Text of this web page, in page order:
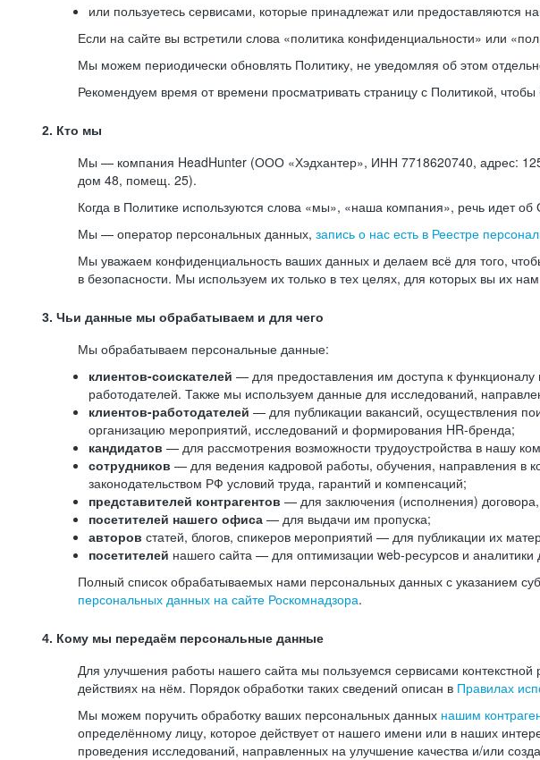
или пользуетесь сервисами, которые принадлежат или предоставляются
Если на сайте вы встретили слова «политика конфиденциальности» или
Мы можем периодически обновлять Политику, не уведомляя об этом
Рекомендуем время от времени просматривать страницу с Политикой,
2. Кто мы
Мы — компания HeadHunter (ООО «Хэдхантер», ИНН 7718620740, адрес:
дом 48, помещ. 25).
Когда в Политике используются слова «мы», «наша компания», речь идет
Мы — оператор персональных данных, запись о нас есть в Реестре
Мы уважаем конфиденциальность ваших данных и делаем всё для того,
в безопасности. Мы используем их только в тех целях, для которых вы их
3. Чьи данные мы обрабатываем и для чего
Мы обрабатываем персональные данные:
клиентов-соискателей — для предоставления им доступа к функционалу
работодателей. Также мы используем данные для исследований,
клиентов-работодателей — для публикации вакансий, осуществления
организацию мероприятий, исследований и формирования HR-бренда;
кандидатов — для рассмотрения возможности трудоустройства в нашу
сотрудников — для ведения кадровой работы, обучения, направления в
законодательством РФ условий труда, гарантий и компенсаций;
представителей контрагентов — для заключения (исполнения)
посетителей нашего офиса — для выдачи им пропуска;
авторов статей, блогов, спикеров мероприятий — для публикации их
посетителей нашего сайта — для оптимизации web-ресурсов и аналитики
Полный список обрабатываемых нами персональных данных с указанием
персональных данных на сайте Роскомнадзора.
4. Кому мы передаём персональные данные
Для улучшения работы нашего сайта мы пользуемся сервисами
действиях на нём. Порядок обработки таких сведений описан в Правилах
Мы можем поручить обработку ваших персональных данных нашим
определённому лицу, которое действует от нашего имени или в наших
проведения исследований, направленных на улучшение качества и/или